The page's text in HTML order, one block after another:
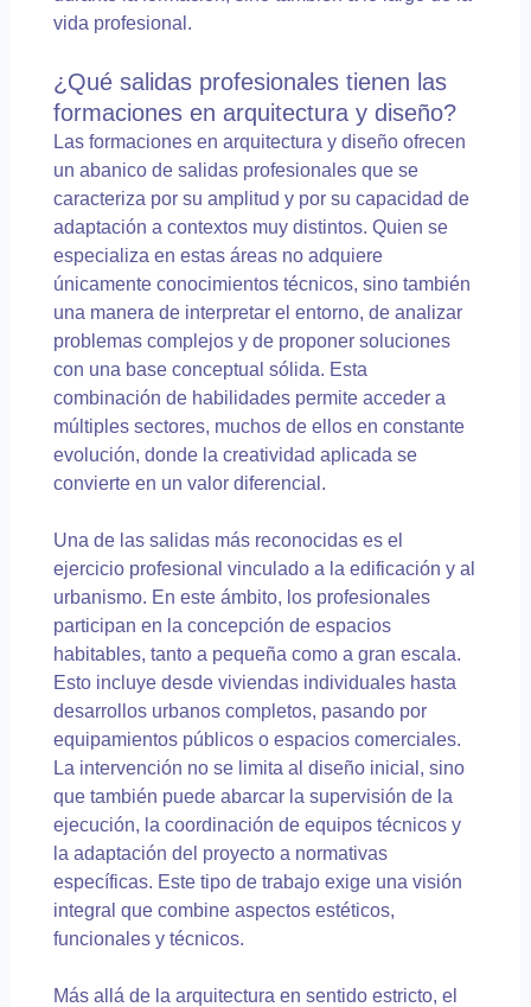
vida profesional.
¿Qué salidas profesionales tienen las
formaciones en arquitectura y diseño?
Las formaciones en arquitectura y diseño ofrecen
un abanico de salidas profesionales que se
caracteriza por su amplitud y por su capacidad de
adaptación a contextos muy distintos. Quien se
especializa en estas áreas no adquiere
únicamente conocimientos técnicos, sino también
una manera de interpretar el entorno, de analizar
problemas complejos y de proponer soluciones
con una base conceptual sólida. Esta
combinación de habilidades permite acceder a
múltiples sectores, muchos de ellos en constante
evolución, donde la creatividad aplicada se
convierte en un valor diferencial.
Una de las salidas más reconocidas es el
ejercicio profesional vinculado a la edificación y al
urbanismo. En este ámbito, los profesionales
participan en la concepción de espacios
habitables, tanto a pequeña como a gran escala.
Esto incluye desde viviendas individuales hasta
desarrollos urbanos completos, pasando por
equipamientos públicos o espacios comerciales.
La intervención no se limita al diseño inicial, sino
que también puede abarcar la supervisión de la
ejecución, la coordinación de equipos técnicos y
la adaptación del proyecto a normativas
específicas. Este tipo de trabajo exige una visión
integral que combine aspectos estéticos,
funcionales y técnicos.
Más allá de la arquitectura en sentido estricto, el